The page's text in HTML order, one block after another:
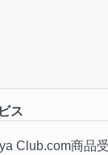
ス
Club.com商品